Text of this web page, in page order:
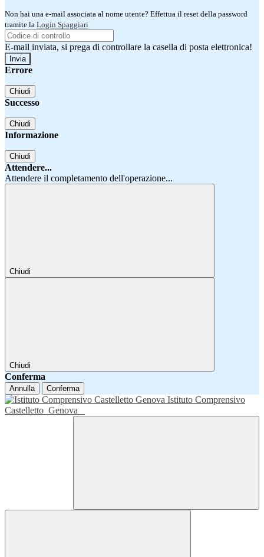
Non hai una e-mail associata al nome utente? Effettua il reset della password
tramite la Login Spaggiari
E-mail inviata, si prega di controllare la casella di posta elettronica!
Errore
Chiudi
Successo
Chiudi
Informazione
Chiudi
Attendere...
Attendere il completamento dell'operazione...
Chiudi
Chiudi
Conferma
Annulla Conferma
Istituto Comprensivo
Castelletto Genova